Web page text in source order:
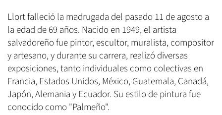
Llort falleció la madrugada del pasado 11 de agosto a
la edad de 69 años. Nacido en 1949, el artista
salvadoreño fue pintor, escultor, muralista, compositor
y artesano, y durante su carrera, realizó diversas
exposiciones, tanto individuales como colectivas en
Francia, Estados Unidos, México, Guatemala, Canadá,
Japón, Alemania y Ecuador. Su estilo de pintura fue
conocido como "Palmeño".